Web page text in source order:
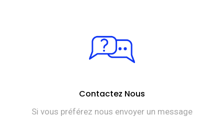
Contactez Nous
Si vous préférez nous envoyer un message